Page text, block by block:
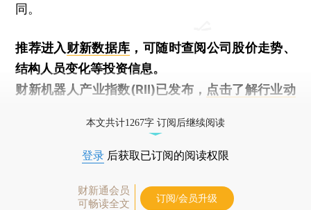
同。
推荐进入财新数据库 ，可随时查阅公司股价走势、
结构人员变化等投资信息。
财新机器人产业指数(RII)已发布， 点击了解行业动
本文共计1267字 订阅后继续阅读
登录 后获取已订阅的阅读权限
财新通会员
可畅读全文
订阅/会员升级